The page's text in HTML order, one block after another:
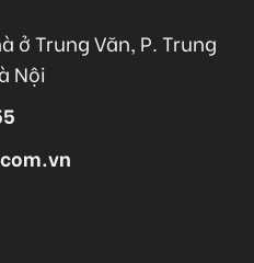
ở Trung Văn, P. Trung
Nội